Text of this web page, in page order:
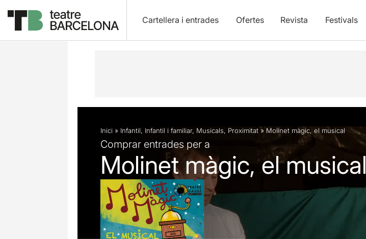
Cartellera i entrades Ofertes Revista Festivals
Descripció Fitxa artística Fotos i vídeos
Inici » Infantil, Infantil i familiar, Musicals, Proximitat »Molinet màgic, el musical
Comprar entrades per a
Molinet màgic, el musical